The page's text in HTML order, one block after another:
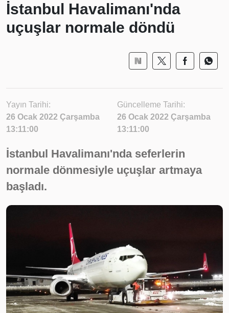
İstanbul Havalimanı'nda
uçuşlar normale döndü
Yayın Tarihi:
26 Ocak 2022 Çarşamba
13:11:00
Güncelleme Tarihi:
26 Ocak 2022 Çarşamba
13:11:00
İstanbul Havalimanı'nda seferlerin
normale dönmesiyle uçuşlar artmaya
başladı.